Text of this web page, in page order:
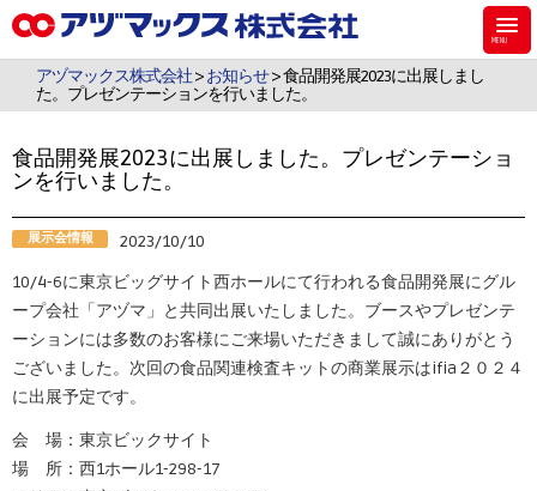
アヅマックスは、機能材料用のシラン・シリコーンなどのケミカル製品、食
品・飼料・環境・植物用の検査キットを販売しています。
アヅマックス株式会社>お知らせ> 食品開発展2023に出展しまし
た。プレゼンテーションを行いました。
食品開発展2023に出展しました。プレゼンテーショ
ンを行いました。
展示会情報
2023/10/10
10/4-6に東京ビッグサイト西ホールにて行われる食品開発展にグル
ープ会社「アヅマ」と共同出展いたしました。ブースやプレゼンテ
ーションには多数のお客様にご来場いただきまして誠にありがとう
ございました。次回の食品関連検査キットの商業展示はifia２０２４
に出展予定です。
会 場：東京ビックサイト
場 所：西1ホール1-298-17